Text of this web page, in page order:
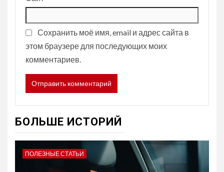
Сохранить моё имя, email и адрес сайта в
этом браузере для последующих моих
комментариев.
БОЛЬШЕ ИСТОРИЙ
ПОЛЕЗНЫЕ СТАТЬИ